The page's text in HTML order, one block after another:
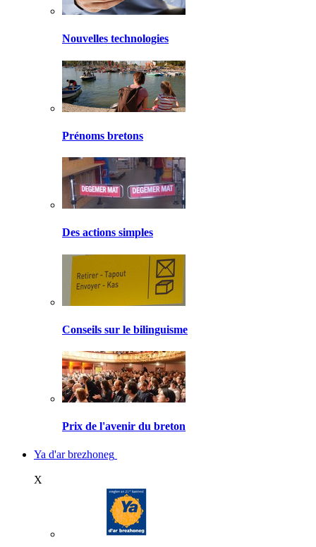
Nouvelles technologies
Prénoms bretons
Des actions simples
Conseils sur le bilinguisme
Prix de l'avenir du breton
Ya d'ar brezhoneg
X